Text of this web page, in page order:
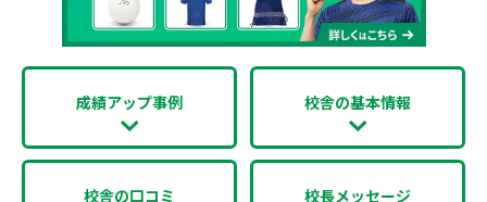
成績アップ事例 校舎の基本情報
校舎の口コミ 校長メッセージ